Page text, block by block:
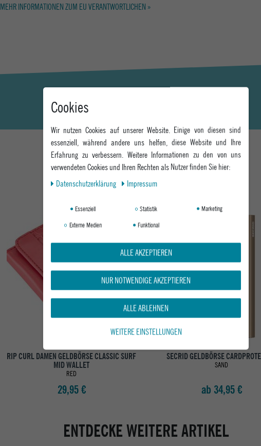
MEHR INFORMATIONEN ZUM EU VERANTWORTLICHEN »
DAS KÖNNTE DIR AUCH GEFALLEN
RIP CURL DAMEN GELDBÖRSE CLASSIC SURF
MID WALLET
RED
29,95 €
SECRID GELDBÖRSE
SAND
ab 34,95 €
ENTDECKE WEITERE ARTIKEL
Cookies
Wir nutzen Cookies auf unserer Website. Einige von diesen sind
essenziell, während andere uns helfen, diese Website und Ihre
Erfahrung zu verbessern. Weitere Informationen zu den von uns
verwendeten Cookies und Ihren Rechten als Nutzer finden Sie hier:
Daten­schutz­erklärung
Impressum
Essenziell Statistik
Marketing
Externe Medien
Funktional
ALLE AKZEPTIEREN
NUR NOTWENDIGE AKZEPTIEREN
ALLE ABLEHNEN
WEITERE EINSTELLUNGEN